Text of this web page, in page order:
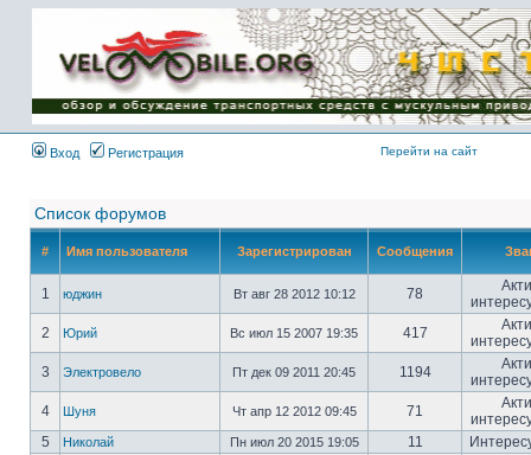
Имя пользователя:
Пароль:
{ LOG_ME_IN_SHORT
}
Вход
Регистрация Перейти на сайт
Список форумов
# Имя пользователя Зарегистрирован Сообщения
1 юджин Вт авг 28 2012 10:12 78
2
Юрий Вс июл 15 2007 19:35 417
3
Электровело Пт дек 09 2011 20:45 1194
4
Шуня Чт апр 12 2012 09:45 71
5
Николай Пн июл 20 2015 19:05 11